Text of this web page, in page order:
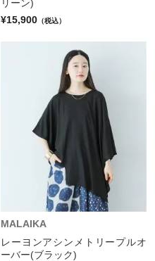
リーン)
¥15,900 （税込）
MALAIKA
レーヨンアシンメトリープルオ
ーバー(ブラック)